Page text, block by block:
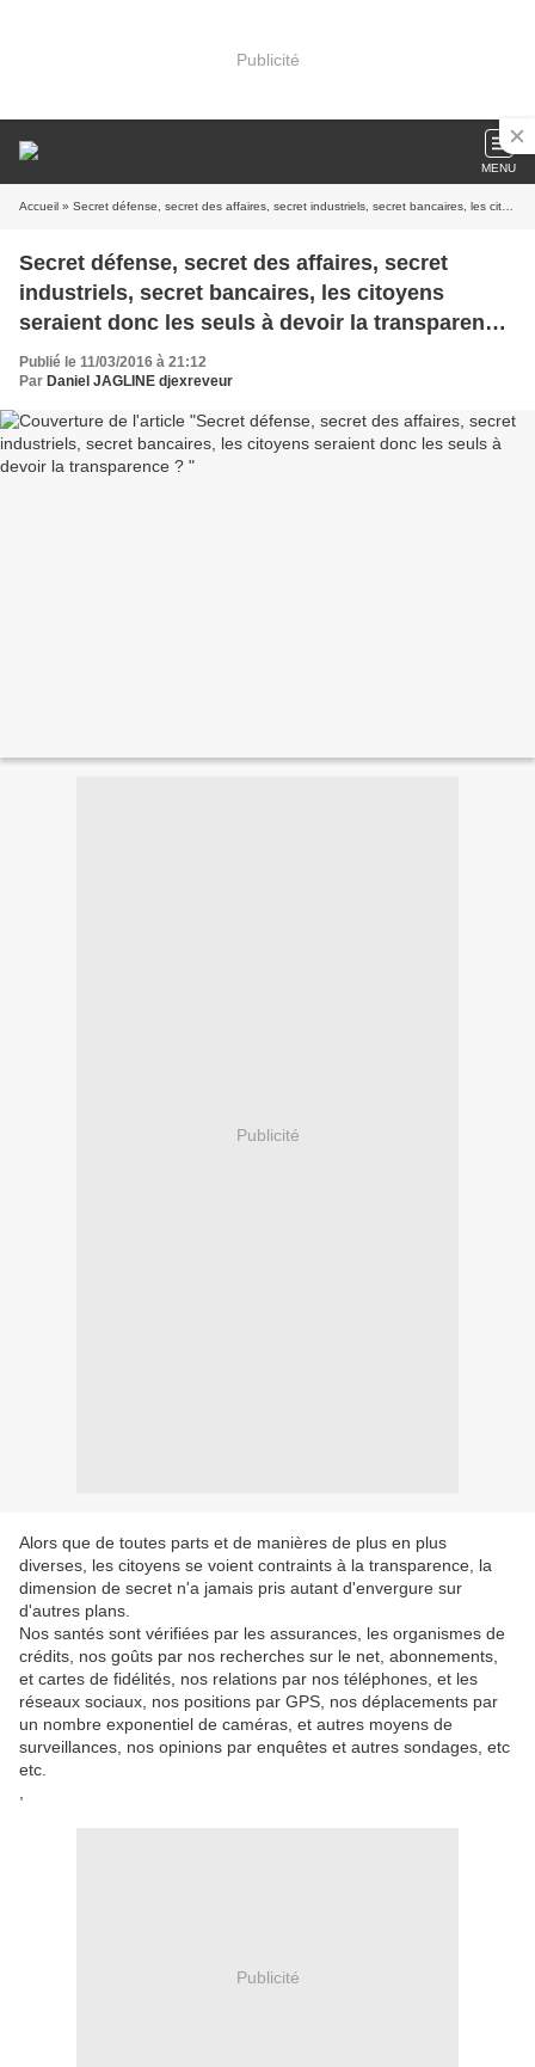
Publicité
MENU
Accueil » Secret défense, secret des affaires, secret industriels, secret bancaires, les citoyens seraient donc les seuls à devoir la transparence ?
Secret défense, secret des affaires, secret
industriels, secret bancaires, les citoyens
seraient donc les seuls à devoir la transparence
?
Publié le 11/03/2016 à 21:12
Par Daniel JAGLINE djexreveur
Publicité
Alors que de toutes parts et de manières de plus en plus
diverses, les citoyens se voient contraints à la transparence, la
dimension de secret n'a jamais pris autant d'envergure sur
d'autres plans.
Nos santés sont vérifiées par les assurances, les organismes de
crédits, nos goûts par nos recherches sur le net, abonnements,
et cartes de fidélités, nos relations par nos téléphones, et les
réseaux sociaux, nos positions par GPS, nos déplacements par
un nombre exponentiel de caméras, et autres moyens de
surveillances, nos opinions par enquêtes et autres sondages, etc
etc.
Publicité